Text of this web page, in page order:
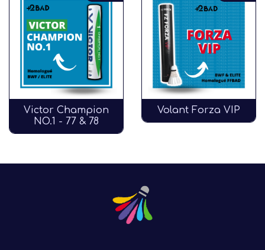
Victor Champion
NO.1 - 77 & 78
Volant Forza VIP